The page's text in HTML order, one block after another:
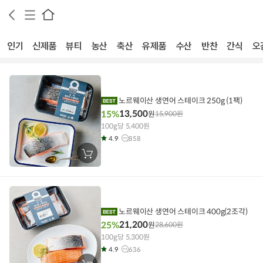
인기 신제품 뷰티 농산 축산 유제품 수산 반찬 간식 오
장
바
에
노르웨이산 생연어 스테이크 250g (1팩)
15%13,500원15,900원
100g당 5,400원
4.9 858
노르웨이산 생연어 스테이크 400g(2조각)
25%21,200원28,600원
100g당 5,300원
4.9 636